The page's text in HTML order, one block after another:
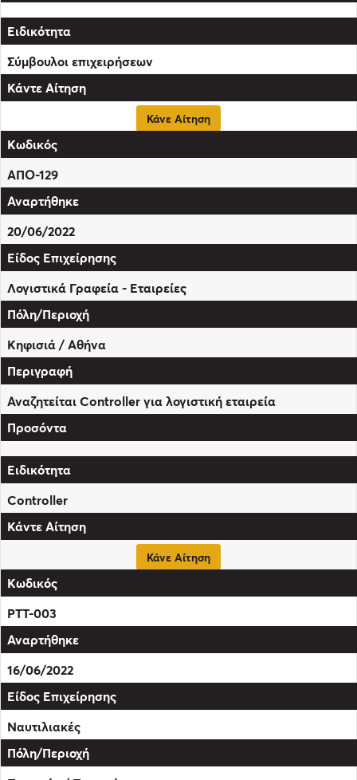
Σύμβουλοι επιχειρήσεων
Κάνε Αίτηση
ΑΠΟ-129
20/06/2022
Λογιστικά Γραφεία - Εταιρείες
Κηφισιά / Αθήνα
Αναζητείται Controller για λογιστική εταιρεία
Controller
Κάνε Αίτηση
PTT-003
16/06/2022
Ναυτιλιακές